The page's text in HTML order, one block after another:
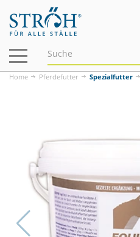
Navigation
ein-/ausblenden
Home Pferdefutter Spezialfutter